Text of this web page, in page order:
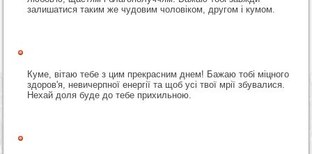
залишатися таким же чудовим чоловіком, другом і кумом.
Куме, вітаю тебе з цим прекрасним днем! Бажаю тобі міцного
здоров'я, невичерпної енергії та щоб усі твої мрії збувалися.
Нехай доля буде до тебе прихильною.